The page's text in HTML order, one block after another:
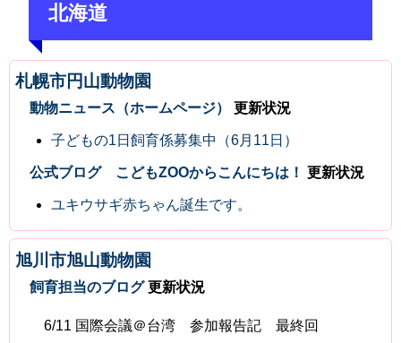
北海道
札幌市円山動物園
動物ニュース（ホームページ） 更新状況
子どもの1日飼育係募集中（6月11日）
公式ブログ こどもZOOからこんにちは！ 更新状況
ユキウサギ赤ちゃん誕生です。
旭川市旭山動物園
飼育担当のブログ更新状況
6/11 国際会議＠台湾 参加報告記 最終回